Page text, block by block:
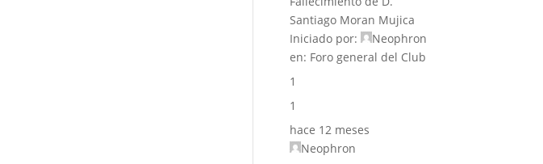
Santiago Moran Mujica
Iniciado por:
Neophron
en: Foro general del Club
1
1
hace 12 meses
Neophron